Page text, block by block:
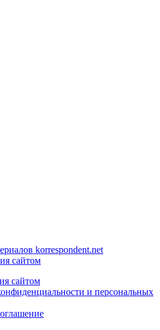
korrespondent.net
сайтом
сайтом
и персональных